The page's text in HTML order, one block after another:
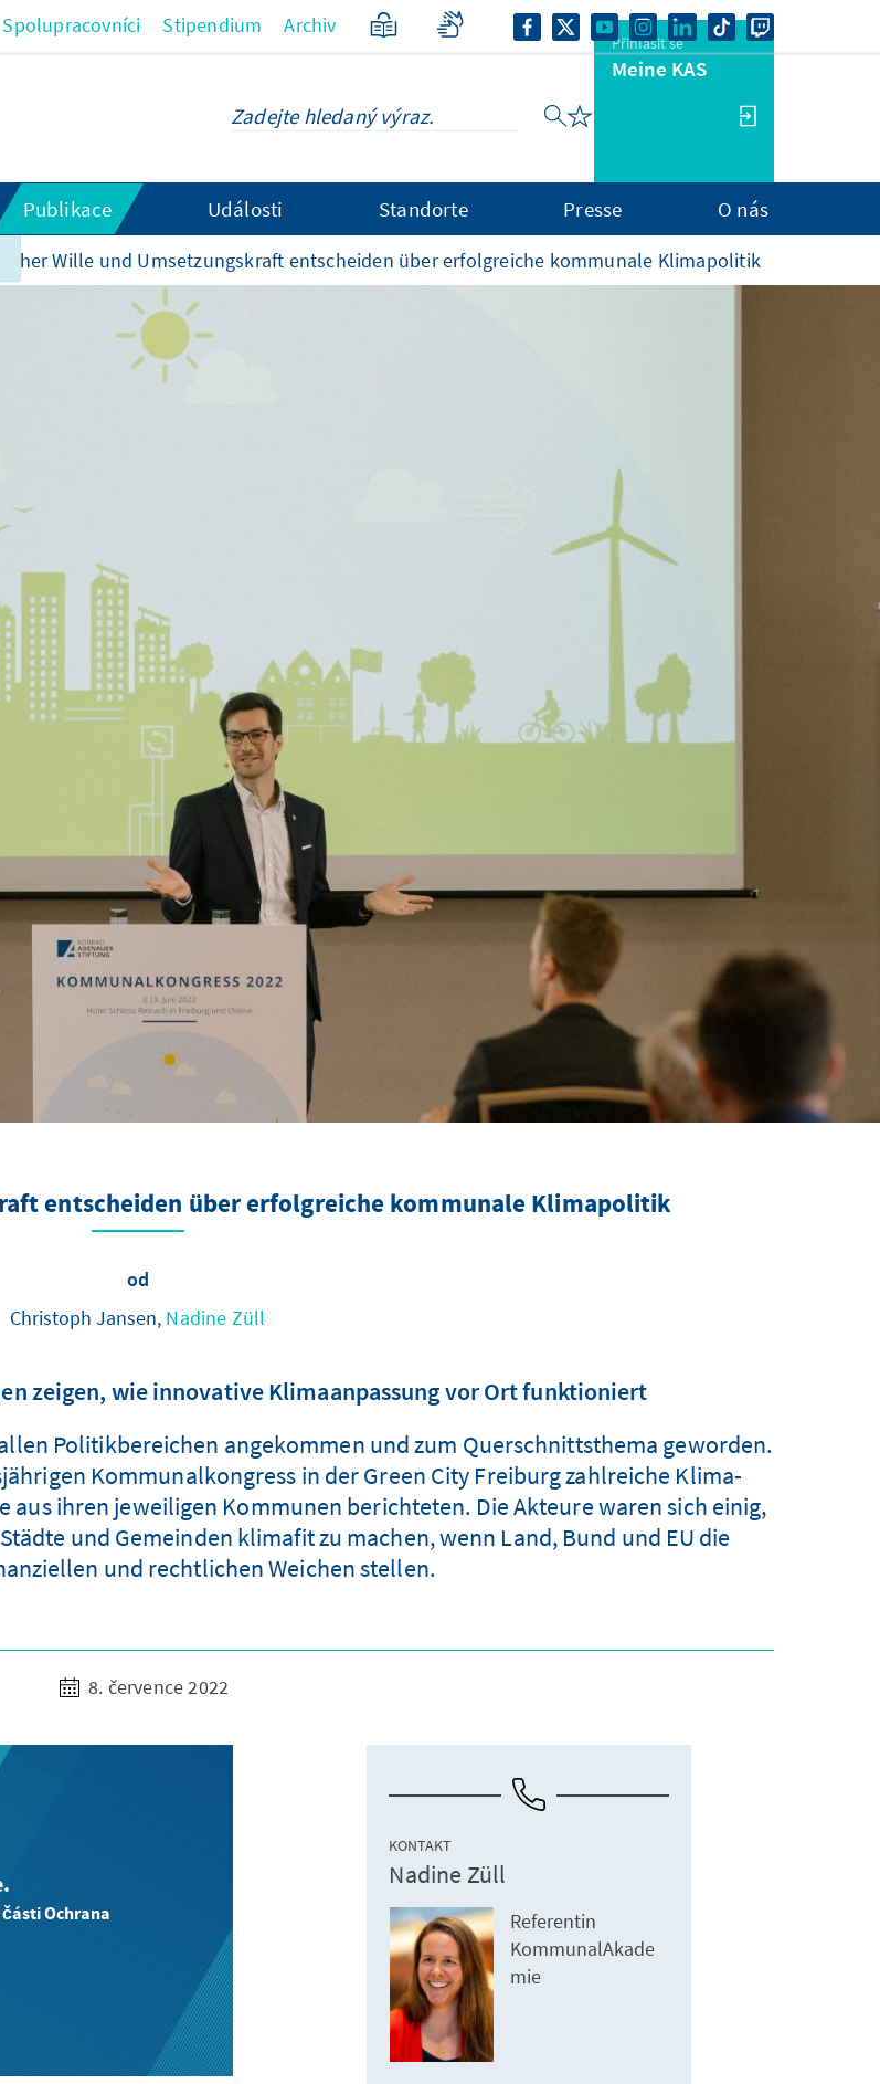
Spolupracovníci Stipendium Archiv
Přihlásit se
Meine KAS
Publikace Události Standorte Presse O nás
Wille und Umsetzungskraft entscheiden über erfolgreiche kommunale Klimapolitik
entscheiden über erfolgreiche kommunale Klimapolitik
od
Christoph Jansen, Nadine Züll
zeigen, wie innovative Klimaanpassung vor Ort funktioniert
Politikbereichen angekommen und zum Querschnittsthema geworden.
Kommunalkongress in der Green City Freiburg zahlreiche Klima-
aus ihren jeweiligen Kommunen berichteten. Die Akteure waren sich einig,
und Gemeinden klimafit zu machen, wenn Land, Bund und EU die
und rechtlichen Weichen stellen.
8. července 2022
Ochrana
KONTAKT
Nadine Züll
Referentin
KommunalAkade
mie